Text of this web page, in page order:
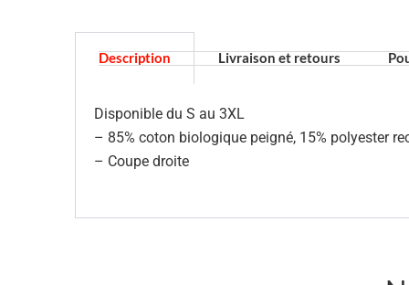
Description Livraison et retours
Disponible du S au 3XL
– 85% coton biologique peigné, 15% polyester
– Coupe droite